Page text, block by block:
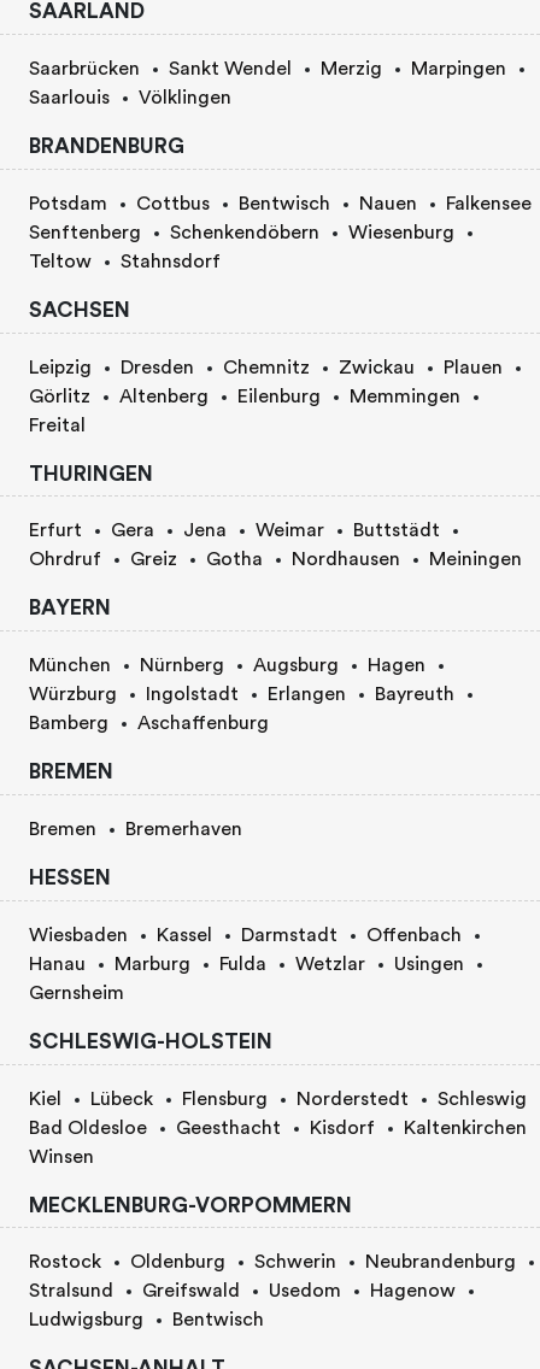
SAARLAND
Saarbrücken Sankt Wendel Merzig
Marpingen
Saarlouis
Völklingen
BRANDENBURG
Potsdam Cottbus Bentwisch Nauen
Falkensee
Senftenberg
Schenkendöbern
Wiesenburg
Teltow
Stahnsdorf
SACHSEN
Leipzig Dresden Chemnitz Zwickau
Plauen
Görlitz
Altenberg Eilenburg
Memmingen
Freital
THURINGEN
Erfurt Gera Jena Weimar
Buttstädt
Ohrdruf
Greiz Gotha Nordhausen Meiningen
BAYERN
München Nürnberg Augsburg
Hagen
Würzburg
Ingolstadt Erlangen
Bayreuth
Bamberg
Aschaffenburg
BREMEN
Bremen Bremerhaven
HESSEN
Wiesbaden Kassel Darmstadt
Offenbach
Hanau
Marburg Fulda Wetzlar
Usingen
Gernsheim
SCHLESWIG-HOLSTEIN
Kiel Lübeck Flensburg Norderstedt
Schleswig
Bad Oldesloe
Geesthacht Kisdorf
Kaltenkirchen
Winsen
MECKLENBURG-VORPOMMERN
Rostock Oldenburg Schwerin
Neubrandenburg
Stralsund
Greifswald Usedom
Hagenow
Ludwigsburg
Bentwisch